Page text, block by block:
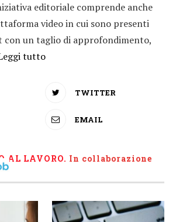
editoriale comprende anche
video in cui sono presenti
con un taglio di approfondimento,
tutto
TWITTER
EMAIL
AL LAVORO. In collaborazione